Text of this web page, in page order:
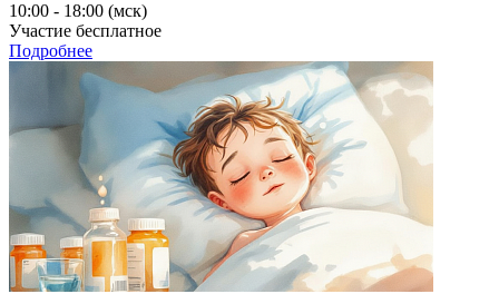
10:00 - 18:00 (мск)
Участие бесплатное
Подробнее